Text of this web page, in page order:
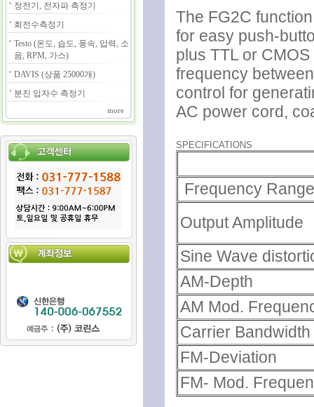
정전기, 전자파 측정기
회전수측정기
Testo (온도, 습도, 풍속, 압력, 소
음, RPM, 가스)
DAVIS (상품 25000개)
분진 입자수 측정기
more
The FG2C
for easy push-
plus TTL or
frequency
control for
AC power cord,
SPECIFICATIONS
Frequency
Output Amplitude
Sine Wave
AM-Depth
AM Mod.
Carrier Bandwidth
FM-Deviation
FM- Mod.